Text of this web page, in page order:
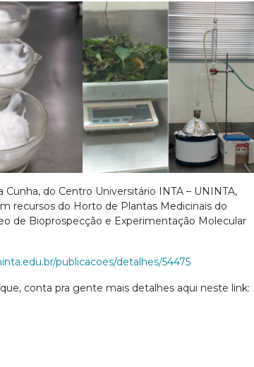
do Centro Universitário INTA – UNINTA,
recursos do Horto de Plantas Medicinais do
de Bioprospecção e Experimentação Molecular
publicacoes/detalhes/54475
conta pra gente mais detalhes aqui neste link: